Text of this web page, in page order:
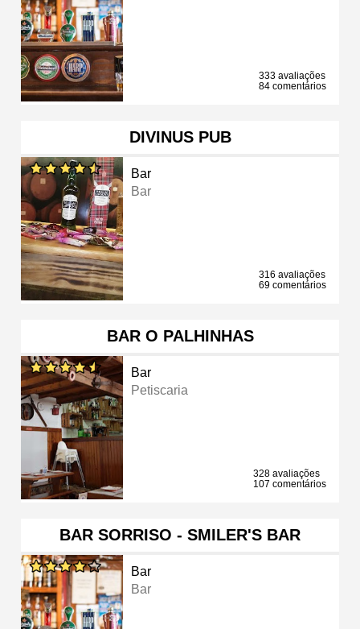
333 avaliações
84 comentários
DIVINUS PUB
Bar
Bar
316 avaliações
69 comentários
BAR O PALHINHAS
Bar
Petiscaria
328 avaliações
107 comentários
BAR SORRISO - SMILER'S BAR
Bar
Bar